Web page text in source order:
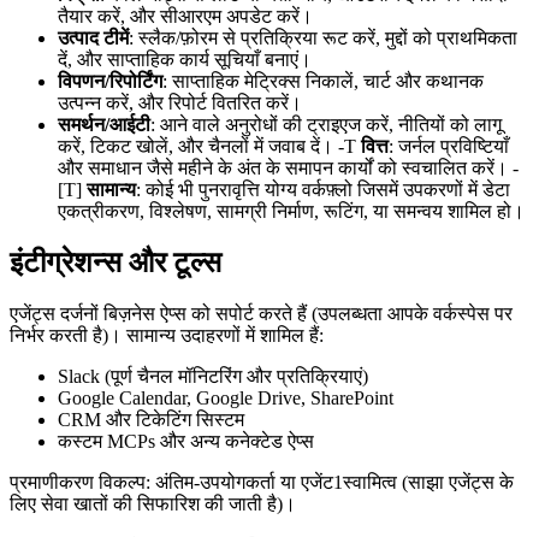
तैयार करें, और सीआरएम अपडेट करें।
उत्पाद टीमें: स्लैक/फ़ोरम से प्रतिक्रिया रूट करें, मुद्दों को प्राथमिकता
दें, और साप्ताहिक कार्य सूचियाँ बनाएं।
विपणन/रिपोर्टिंग: साप्ताहिक मेट्रिक्स निकालें, चार्ट और कथानक
उत्पन्न करें, और रिपोर्ट वितरित करें।
समर्थन/आईटी: आने वाले अनुरोधों की ट्राइएज करें, नीतियों को लागू
करें, टिकट खोलें, और चैनलों में जवाब दें। -Tवित्त: जर्नल प्रविष्टियाँ
और समाधान जैसे महीने के अंत के समापन कार्यों को स्वचालित करें। -
[T]सामान्य: कोई भी पुनरावृत्ति योग्य वर्कफ़्लो जिसमें उपकरणों में डेटा
एकत्रीकरण, विश्लेषण, सामग्री निर्माण, रूटिंग, या समन्वय शामिल हो।
इंटीग्रेशन्स और टूल्स
एजेंट्स दर्जनों बिज़नेस ऐप्स को सपोर्ट करते हैं (उपलब्धता आपके वर्कस्पेस पर
निर्भर करती है)। सामान्य उदाहरणों में शामिल हैं:
Slack (पूर्ण चैनल मॉनिटरिंग और प्रतिक्रियाएं)
Google Calendar, Google Drive, SharePoint
CRM और टिकेटिंग सिस्टम
कस्टम MCPs और अन्य कनेक्टेड ऐप्स
प्रमाणीकरण विकल्प: अंतिम-उपयोगकर्ता या एजेंट1स्वामित्व (साझा एजेंट्स के
लिए सेवा खातों की सिफारिश की जाती है)।